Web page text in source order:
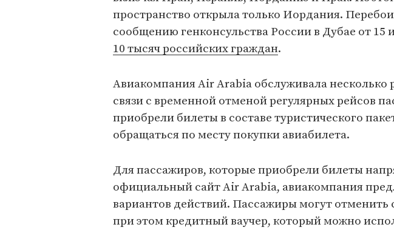
пространство открыла только Иордания.
сообщению генконсульства России в Дубае от 15
10 тысяч российских граждан.
Авиакомпания Air Arabia обслуживала несколько
связи с временной отменой регулярных рейсов
приобрели билеты в составе туристического
обращаться по месту покупки авиабилета.
Для пассажиров, которые приобрели билеты
официальный сайт Air Arabia, авиакомпания
вариантов действий. Пассажиры могут отменить
при этом кредитный ваучер, который можно